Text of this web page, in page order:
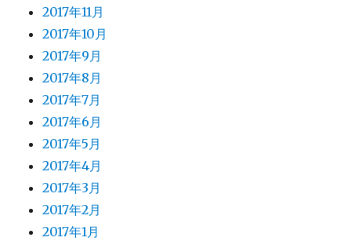
2017年11月
2017年10月
2017年9月
2017年8月
2017年7月
2017年6月
2017年5月
2017年4月
2017年3月
2017年2月
2017年1月